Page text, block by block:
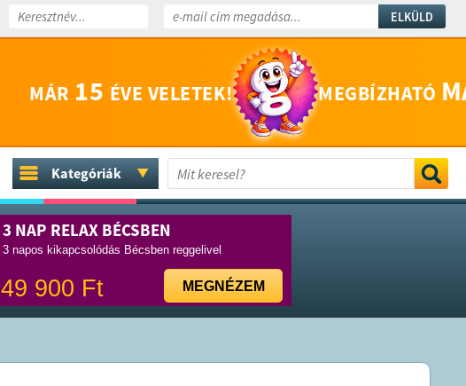
ELKÜLD
MÁR 15 ÉVE VELETEK! MEGBÍZHATÓ
Kategóriák
3 NAP RELAX BÉCSBEN
3 napos kikapcsolódás Bécsben reggelivel
49 900 Ft MEGNÉZEM